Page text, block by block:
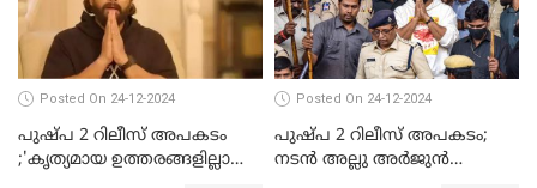
കെപിസിസി അംഗം
Posted On 24-12-2024
പുഷ്‌പ 2 റിലീസ് അപകടം
;'കൃത്യമായ ഉത്തരങ്ങളില്ലാതെ
Posted On 24-12-2024
പുഷ്പ 2 റിലീസ് അപകടം;
നടന്‍ അല്ലു അര്‍ജുൻ